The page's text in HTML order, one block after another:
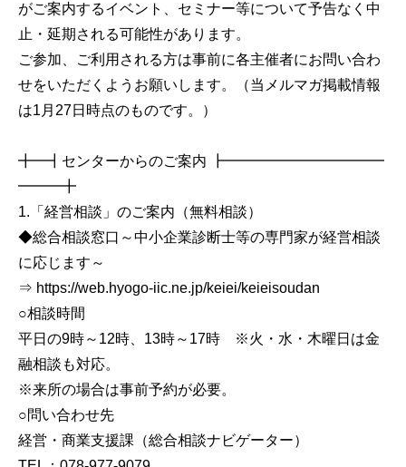
がご案内するイベント、セミナー等について予告なく中
止・延期される可能性があります。
ご参加、ご利用される方は事前に各主催者にお問い合わ
せをいただくようお願いします。（当メルマガ掲載情報
は1月27日時点のものです。）
╋━┫センターからのご案内 ┣━━━━━━━━━━━
━━━╋
1.「経営相談」のご案内（無料相談）
◆総合相談窓口～中小企業診断士等の専門家が経営相談
に応じます～
⇒ https://web.hyogo-iic.ne.jp/keiei/keieisoudan
○相談時間
平日の9時～12時、13時～17時 ※火・水・木曜日は金
融相談も対応。
※来所の場合は事前予約が必要。
○問い合わせ先
経営・商業支援課（総合相談ナビゲーター）